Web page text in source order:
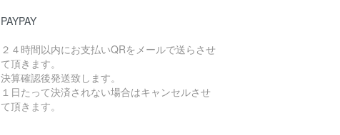
PAYPAY
２４時間以内にお支払いQRをメールで送らさせ
て頂きます。
決算確認後発送致します。
１日たって決済されない場合はキャンセルさせ
て頂きます。